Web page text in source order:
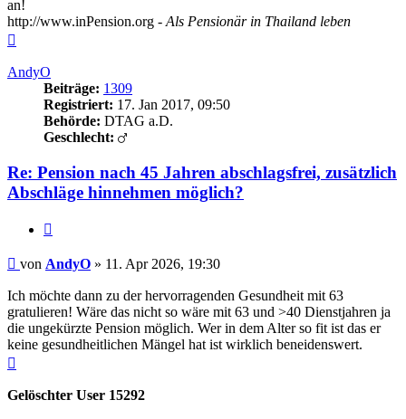
an!
http://www.inPension.org - Als Pensionär in Thailand leben
AndyO
Beiträge: 1309
Registriert: 17. Jan 2017, 09:50
Behörde: DTAG a.D.
Geschlecht:
Re: Pension nach 45 Jahren abschlagsfrei, zusätzlich
Abschläge hinnehmen möglich?
Beitrag
von AndyO » 11. Apr 2026, 19:30
Ich möchte dann zu der hervorragenden Gesundheit mit 63
gratulieren! Wäre das nicht so wäre mit 63 und >40 Dienstjahren ja
die ungekürzte Pension möglich. Wer in dem Alter so fit ist das er
keine gesundheitlichen Mängel hat ist wirklich beneidenswert.
Gelöschter User 15292